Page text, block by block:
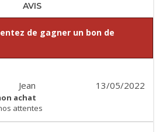
AVIS
de gagner un bon de
13/05/2022
Jean
achat
attentes